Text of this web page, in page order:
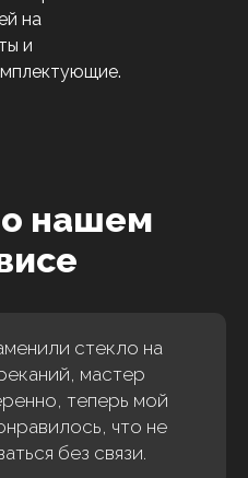
на
и
нашем
стекло на
мастер
теперь мой
что не
без связи.